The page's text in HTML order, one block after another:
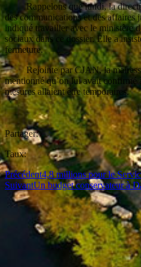
Rappelons que lundi, la
des communications et des affaires
indiqué travailler avec le ministère
sociaux dans ce dossier. Elle a
fermeture.
Rejointe par CJAN, la mairesse
mentionné qu’on lui avait confirmé
mesures allaient être temporaires.
Partager:
Taux:
Précédent4,8 millions pour le
SuivantUn budget conservateur à